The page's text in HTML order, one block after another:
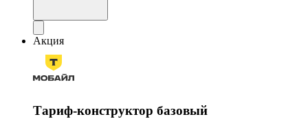
Акция
Тариф-конструктор базовый